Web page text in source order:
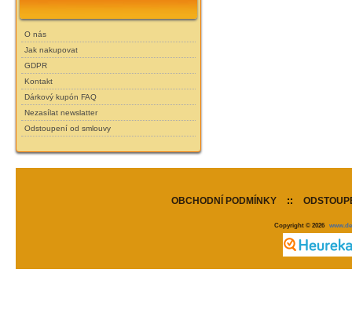
O nás
Jak nakupovat
GDPR
Kontakt
Dárkový kupón FAQ
Nezasílat newslatter
Odstoupení od smlouvy
OBCHODNÍ PODMÍNKY ::
Copyright © 2026